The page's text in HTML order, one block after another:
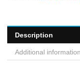
Description
Additional information